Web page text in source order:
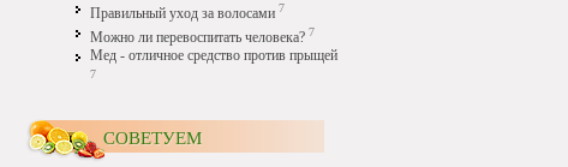
Правильный уход за волосами 7
Можно ли перевоспитать человека? 7
Мед - отличное средство против прыщей
7
СОВЕТУЕМ